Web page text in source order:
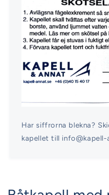
Har siffrorna blekna?
kapellet till info@kapell-